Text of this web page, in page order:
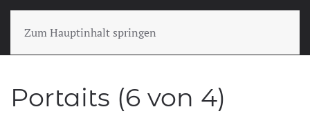
Zum Hauptinhalt springen
Portaits (6 von 4)